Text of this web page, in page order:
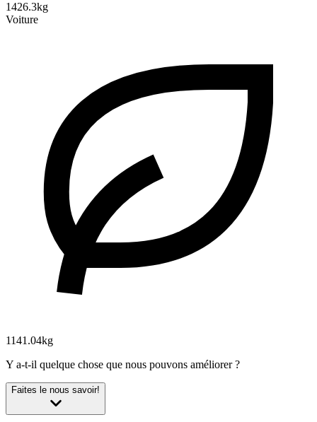
1426.3kg
Voiture
1141.04kg
Y a-t-il quelque chose que nous pouvons améliorer ?
Faites le nous savoir!